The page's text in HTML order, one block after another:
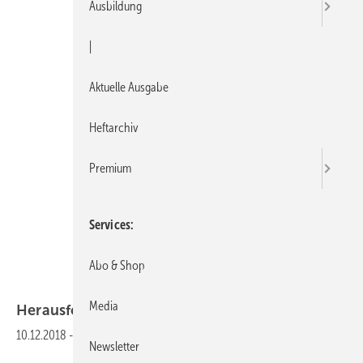
Herausforderungen in der
10.12.2018 -
Ausbildung
Aktuelle Ausgabe
Heftarchiv
Premium
Services
Abo & Shop
Media
Newsletter